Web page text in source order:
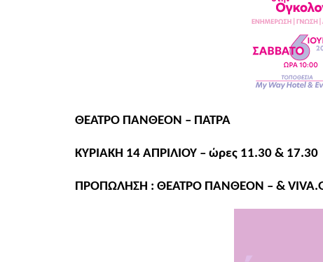
ΘΕΑΤΡΟ ΠΑΝΘΕΟΝ – ΠΑΤΡΑ
ΚΥΡΙΑΚΗ 14 ΑΠΡΙΛΙΟΥ – ώρες 11.30 & 17.30
ΠΡΟΠΩΛΗΣΗ : ΘΕΑΤΡΟ ΠΑΝΘΕΟΝ – &